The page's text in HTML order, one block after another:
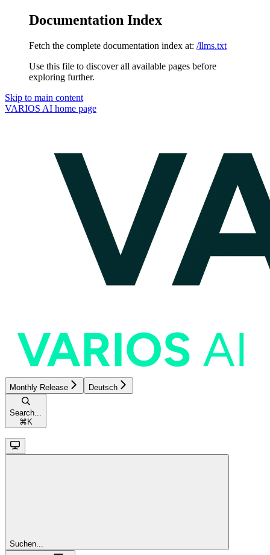
Documentation Index
Fetch the complete documentation index at: /llms.txt
Use this file to discover all available pages before
exploring further.
Skip to main content
VARIOS AI home page
Monthly Release Deutsch
Search...
⌘ K
Suchen...